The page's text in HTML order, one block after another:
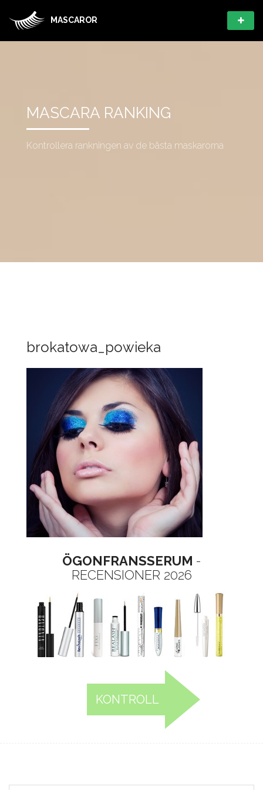
MASCAROR
MASCARA RANKING
Kontrollera rankningen av de bästa maskarorna
brokatowa_powieka
ÖGONFRANSSERUM -
RECENSIONER 2026
KONTROLL